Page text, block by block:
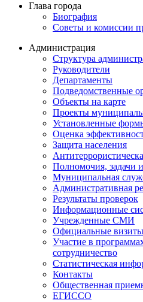
Глава города
Биография
Советы и комиссии
Администрация
Структура
Руководители
Департаменты
Подведомственные
Объекты на карте
Проекты
Установленные
Оценка
Защита населения
Полномочия, задачи
Муниципальная
Административная
Результаты проверок
Информационные
Учрежденные СМИ
Официальные визиты
Участие в
сотрудничество
Статистическая
Контакты
Общественная
ЕГИССО